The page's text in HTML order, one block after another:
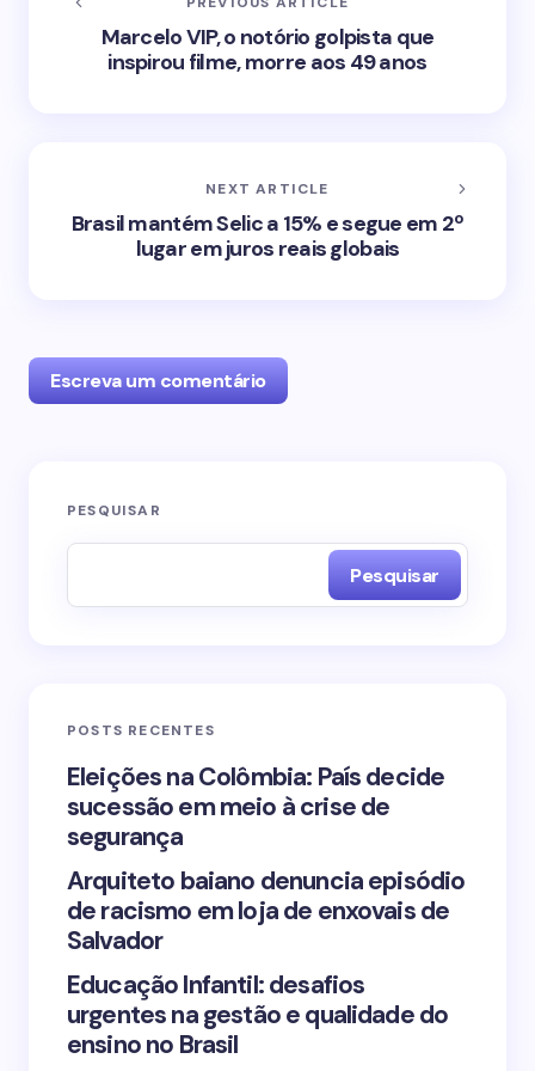
Marcelo VIP, o notório golpista que
inspirou filme, morre aos 49 anos
NEXT ARTICLE
Brasil mantém Selic a 15% e segue em 2º
lugar em juros reais globais
Escreva um comentário
O seu endereço de e-mail não será publicado.
Your Comment *
Save my name and email in this browser for the
Submit Comment
PESQUISAR
Pesquisar
POSTS RECENTES
Eleições na Colômbia: País decide
sucessão em meio à crise de
segurança
Arquiteto baiano denuncia episódio
de racismo em loja de enxovais de
Salvador
Educação Infantil: desafios
urgentes na gestão e qualidade do
ensino no Brasil